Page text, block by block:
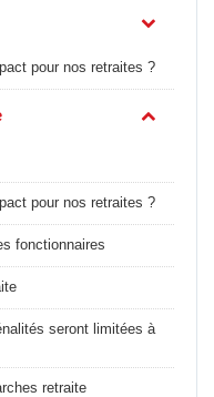
pour nos retraites ?
pour nos retraites ?
fonctionnaires
seront limitées à
retraite